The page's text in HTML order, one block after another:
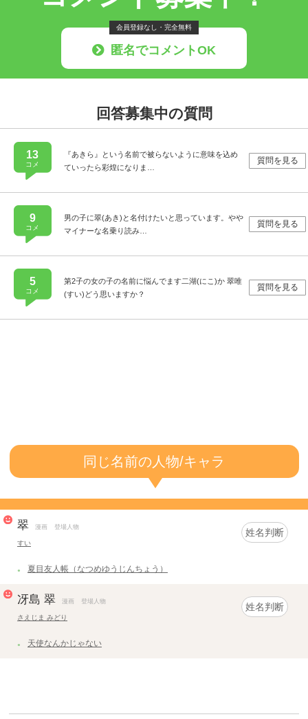
会員登録なし・完全無料
匿名でコメントOK
回答募集中の質問
13
コメ
『あきら』という名前で被らないように意味を込め
ていったら彩煌になりま…
質問を見る
9
コメ
男の子に翠(あき)と名付けたいと思っています。やや
マイナーな名乗り読み…
質問を見る
5
コメ
第2子の女の子の名前に悩んでます二湖(にこ)か 翠唯
(すい)どう思いますか？
質問を見る
同じ名前の人物/キャラ
翠 漫画 登場人物
すい
姓名判断
夏目友人帳（なつめゆうじんちょう）
冴島 翠 漫画 登場人物
さえじま みどり
姓名判断
天使なんかじゃない